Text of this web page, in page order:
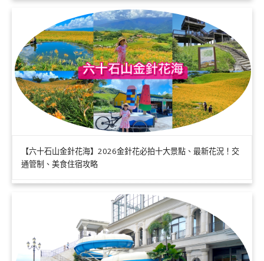
【六十石山金針花海】2026金針花必拍十大景點、最新花況！交
通管制、美食住宿攻略